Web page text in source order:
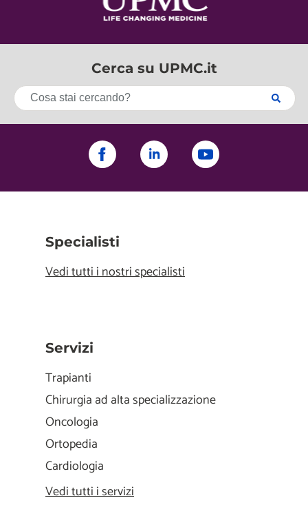
Cerca su UPMC.it
Specialisti
Vedi tutti i nostri specialisti
Servizi
Trapianti
Chirurgia ad alta specializzazione
Oncologia
Ortopedia
Cardiologia
Vedi tutti i servizi